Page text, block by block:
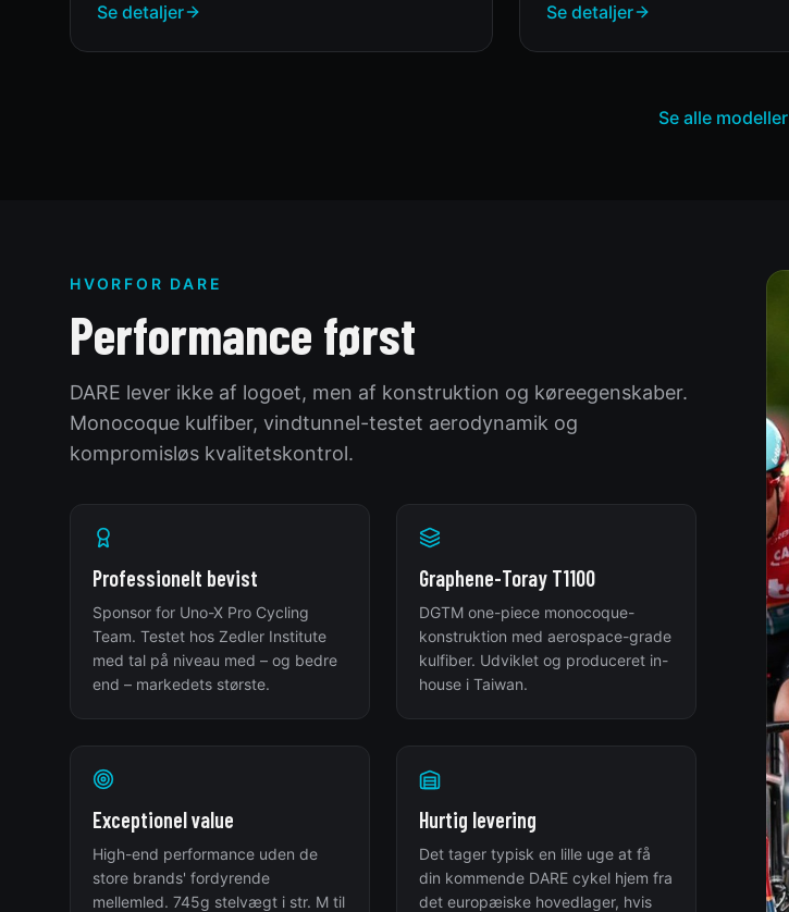
Se detaljer Se detaljer
Se alle modeller
HVORFOR DARE
Performance først
DARE lever ikke af logoet, men af konstruktion og køreegenskaber.
Monocoque kulfiber, vindtunnel-testet aerodynamik og
kompromisløs kvalitetskontrol.
Professionelt bevist
Sponsor for Uno-X Pro Cycling
Team. Testet hos Zedler Institute
med tal på niveau med – og bedre
end – markedets største.
Graphene-Toray T1100
DGTM one-piece monocoque-
konstruktion med aerospace-grade
kulfiber. Udviklet og produceret in-
house i Taiwan.
Exceptionel value
High-end performance uden de
store brands' fordyrende
mellemled. 745g stelvægt i str. M til
Hurtig levering
Det tager typisk en lille uge at få
din kommende DARE cykel hjem fra
det europæiske hovedlager, hvis